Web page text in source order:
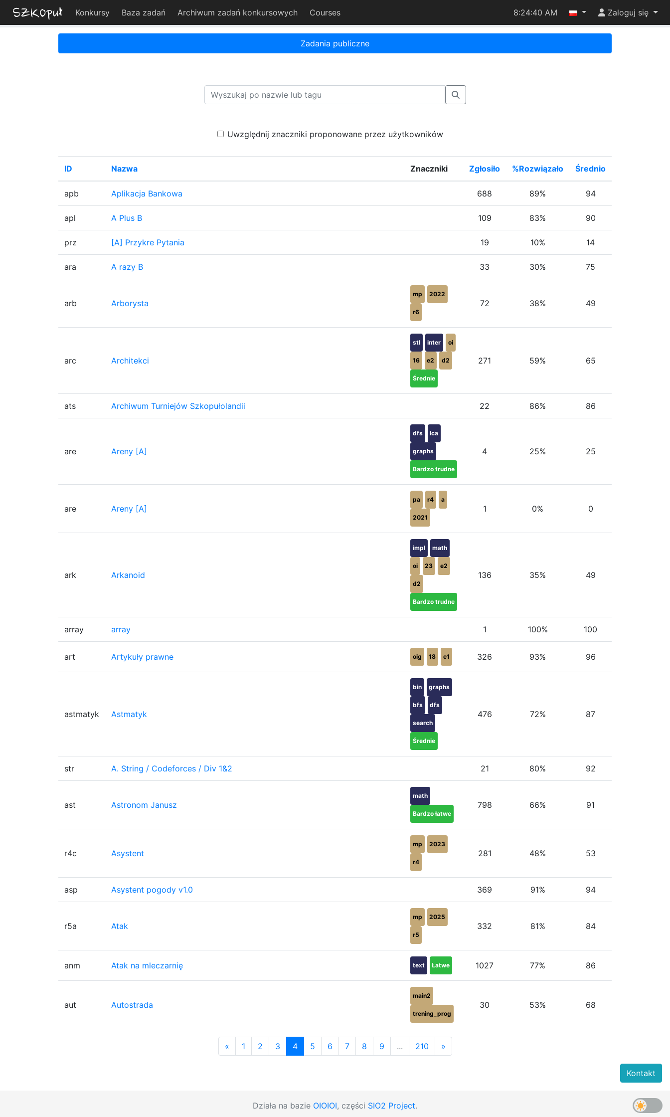
Konkursy Baza zadań Archiwum zadań konkursowych Courses 8:24:40 AM Zaloguj się
Zadania publiczne
Uwzględnij znaczniki proponowane przez użytkowników
ID Nazwa Znaczniki Zgłosiło %Rozwiązało Średnio
apb Aplikacja Bankowa 688 89% 94
apl A Plus B 109 83% 90
prz [A] Przykre Pytania 19 10% 14
ara A razy B 33 30% 75
arb Arborysta
mp 2022
r6
72 38% 49
arc Architekci
stl inter oi
16 e2 d2
Średnie
271 59% 65
ats Archiwum Turniejów Szkopułolandii 22 86% 86
are Areny [A]
dfs lca
graphs
Bardzo trudne
4 25% 25
are Areny [A]
pa r4 a
2021
1 0% 0
ark Arkanoid
impl math
oi 23 e2
d2
Bardzo trudne
136 35% 49
array array 1 100% 100
art Artykuły prawne oig 18 e1 326 93% 96
astmatyk Astmatyk
bin graphs
bfs dfs
search
Średnie
476 72% 87
str A. String / Codeforces / Div 1&2 21 80% 92
ast Astronom Janusz
math
Bardzo łatwe
798 66% 91
r4c Asystent
mp 2023
r4
281 48% 53
asp Asystent pogody v1.0 369 91% 94
r5a Atak
mp 2025
r5
332 81% 84
anm Atak na mleczarnię text Łatwe 1027 77% 86
aut Autostrada
main2
trening_prog
30 53% 68
« 1 2 3 4 5 6 7 8 9 ... 210 »
Działa na bazie OIOIOI, części SIO2 Project.
Kontakt